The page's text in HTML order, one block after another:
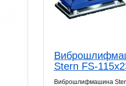
Stern FS-
Виброшлифмашина